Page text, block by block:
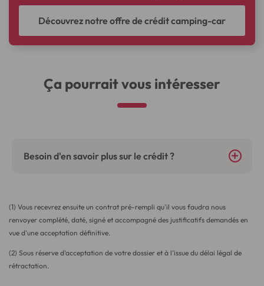
Découvrez notre offre de crédit camping-car
Ça pourrait vous intéresser
Besoin d'en savoir plus sur le crédit ?
(1) Vous recevrez ensuite un contrat pré-rempli qu'il vous faudra nous
renvoyer complété, daté, signé et accompagné des justificatifs demandés en
vue d'une acceptation définitive.
(2) Sous réserve d’acceptation de votre dossier et à l’issue du délai légal de
rétractation.